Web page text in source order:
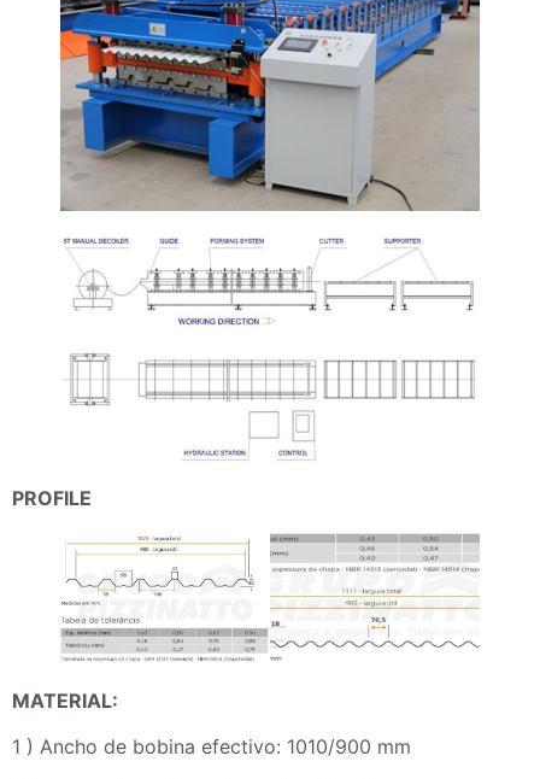
PROFILE
MATERIAL:
1 ) Ancho de bobina efectivo: 1010/900 mm